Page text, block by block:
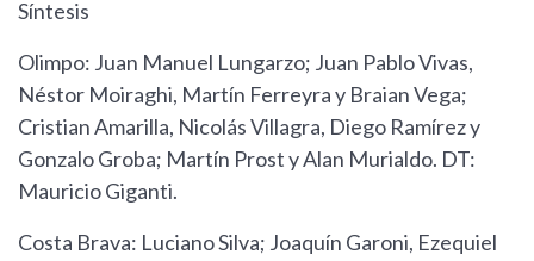
Síntesis
Olimpo: Juan Manuel Lungarzo; Juan Pablo Vivas,
Néstor Moiraghi, Martín Ferreyra y Braian Vega;
Cristian Amarilla, Nicolás Villagra, Diego Ramírez y
Gonzalo Groba; Martín Prost y Alan Murialdo. DT:
Mauricio Giganti.
Costa Brava: Luciano Silva; Joaquín Garoni, Ezequiel